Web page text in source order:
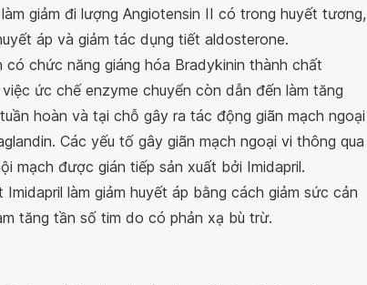
giảm đi lượng Angiotensin II có trong huyết tương,
áp và giảm tác dụng tiết aldosterone.
chức năng giáng hóa Bradykinin thành chất
ức chế enzyme chuyển còn dẫn đến làm tăng
hoàn và tại chỗ gây ra tác động giãn mạch ngoại
Các yếu tố gây giãn mạch ngoại vi thông qua
mạch được gián tiếp sản xuất bởi Imidapril.
làm giảm huyết áp bằng cách giảm sức cản
tăng tần số tim do có phản xạ bù trừ.